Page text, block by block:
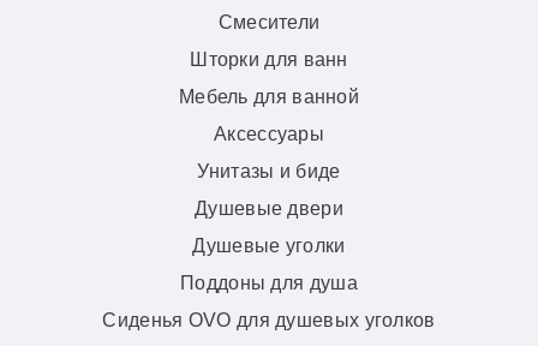
Смесители
Шторки для ванн
Мебель для ванной
Аксессуары
Унитазы и биде
Душевые двери
Душевые уголки
Поддоны для душа
Сиденья OVO для душевых уголков